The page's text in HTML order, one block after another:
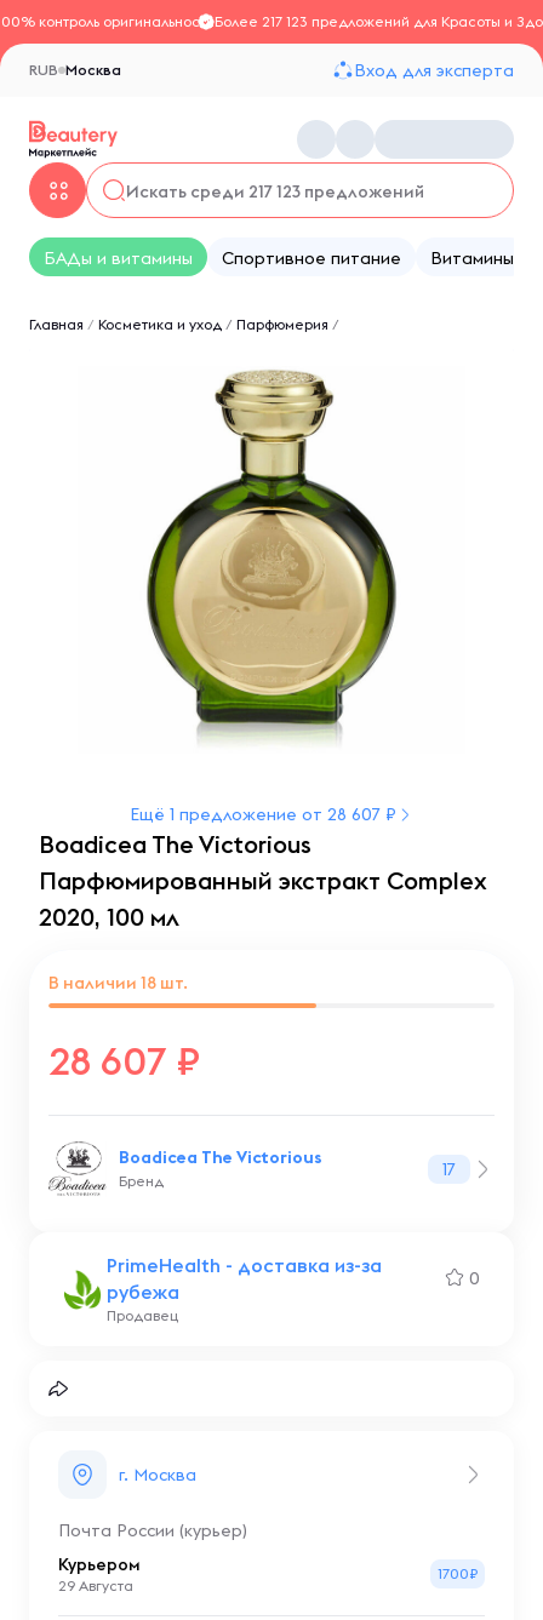
контроль оригинальностиБолее 217 123 предложений для Красоты и
Москва
RUB Вход для эксперта
БАДы и витамины Спортивное питание Витамины
Главная / Косметика и уход / Парфюмерия /
Ещё 1 предложение от 28 607 ₽
Boadicea The Victorious
Парфюмированный экстракт Complex
2020, 100 мл
PrimeHealth - доставка из-за
рубежа
0
Продавец
28 607
В наличии 18 шт.
Boadicea The Victorious
Бренд
17
г. Москва
Почта России (курьер)
Курьером
29 Августа
1700₽